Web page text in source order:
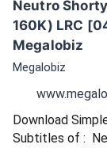
Neutro
160K) LRC
Megalobiz
Megalobiz
Download
Subtitles of :